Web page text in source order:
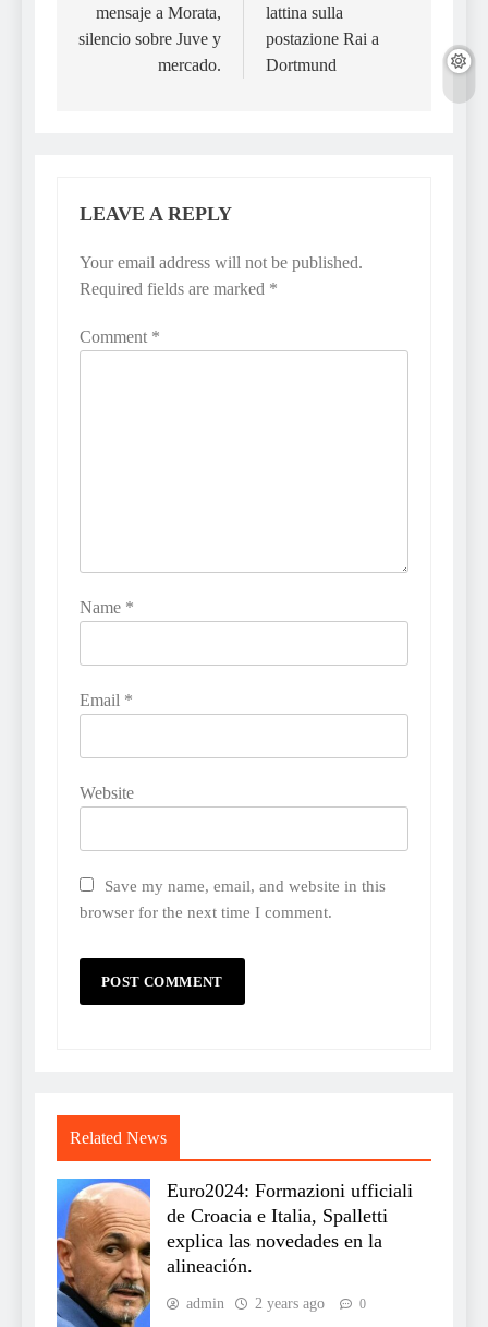
mensaje a Morata,
silencio sobre Juve y
mercado.
lattina sulla
postazione Rai a
Dortmund
LEAVE A REPLY
Your email address will not be published.
Required fields are marked *
Comment *
Name *
Email *
Website
Save my name, email, and website in this
browser for the next time I comment.
Related News
Euro2024: Formazioni ufficiali
de Croacia e Italia, Spalletti
explica las novedades en la
alineación.
admin 2 years ago 0